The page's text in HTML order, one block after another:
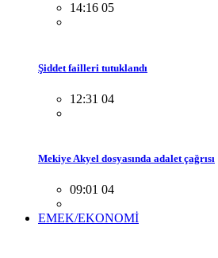
14:16 05
Şiddet failleri tutuklandı
12:31 04
Mekiye Akyel dosyasında adalet çağrısı
09:01 04
EMEK/EKONOMİ